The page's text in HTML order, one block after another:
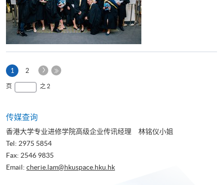
1 本
页
2
下
页
页 之 2
传媒查询
香港大学专业进修学院高级企业传讯经理 林铭仪小姐
Tel: 2975 5854
Fax: 2546 9835
Email: cherie.lam@hkuspace.hku.hk